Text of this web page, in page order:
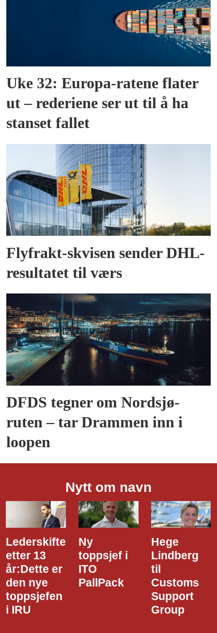
Uke 32: Europa-ratene flater
ut – rederiene ser ut til å ha
stanset fallet
Flyfrakt-skvisen sender DHL-
resultatet til værs
DFDS tegner om Nordsjø-
ruten – tar Drammen inn i
loopen
Nytt om navn
Ny
toppsjef i
ITO
PallPack
Hege
Lindberg
til
Customs
Dette er
den nye
i Narvik
Havn